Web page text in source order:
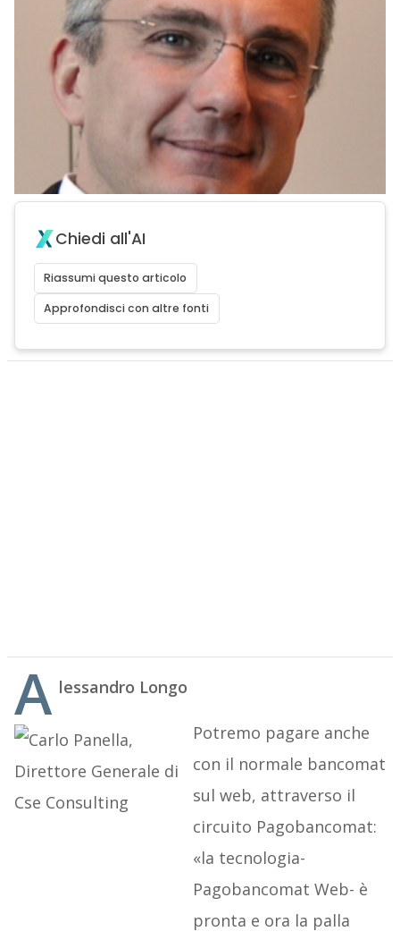
Chiedi all'AI
Riassumi questo articolo
Approfondisci con altre fonti
A lessandro Longo
Potremo pagare anche
con il normale bancomat
sul web, attraverso il
circuito Pagobancomat:
«la tecnologia-
Pagobancomat Web- è
pronta e ora la palla